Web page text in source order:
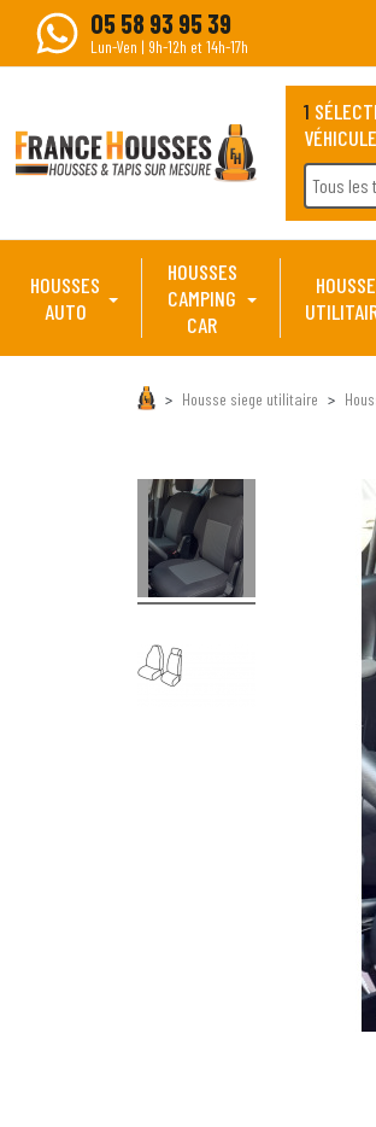
05 58 93 95 39
Lun-Ven | 9h-12h et 14h-17h
1
VÉHICULE
Tous les
HOUSSES
AUTO
HOUSSES
CAMPING
CAR
Housse siege utilitaire